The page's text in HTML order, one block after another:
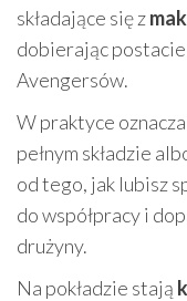
składające się z
dobierając
Avengersów.
W praktyce
pełnym składzie
od tego, jak lubisz
do współpracy i
drużyny.
Na pokładzie stają